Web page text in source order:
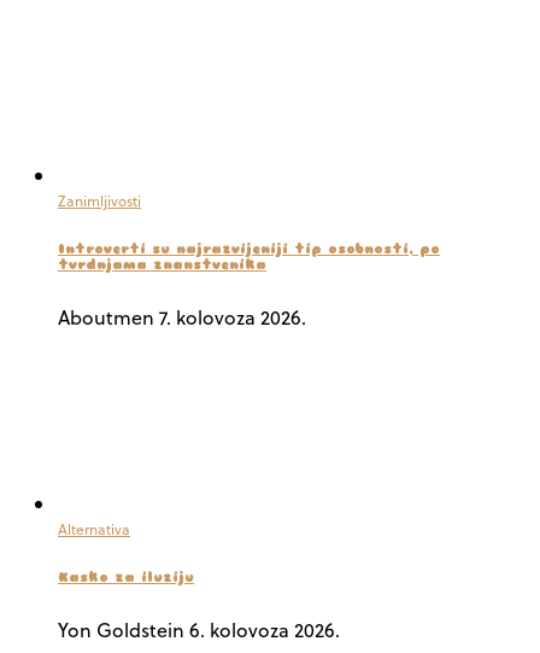
Zanimljivosti
Introverti su najrazvijeniji tip osobnosti, po
tvrdnjama znanstvenika
Aboutmen 7. kolovoza 2026.
Alternativa
Kasko za iluziju
Yon Goldstein 6. kolovoza 2026.